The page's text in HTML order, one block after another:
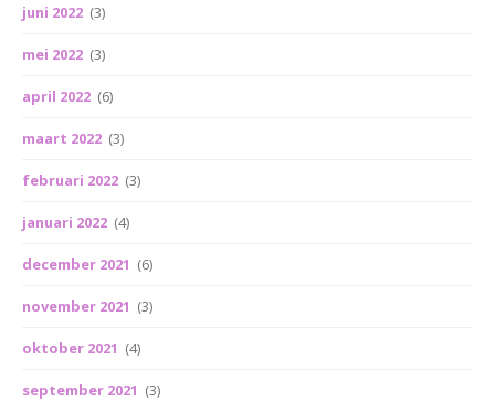
juni 2022 (3)
mei 2022 (3)
april 2022 (6)
maart 2022 (3)
februari 2022 (3)
januari 2022 (4)
december 2021 (6)
november 2021 (3)
oktober 2021 (4)
september 2021 (3)